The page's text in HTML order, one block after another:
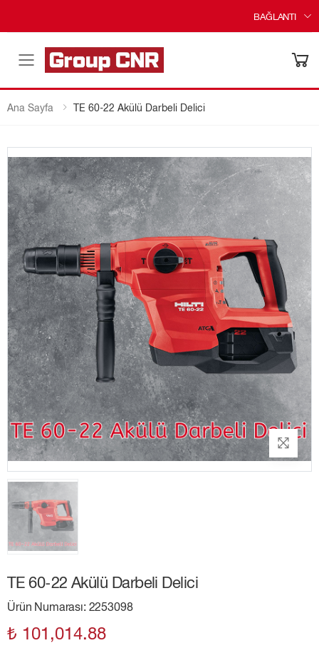
BAĞLANTI
Menü
Ana Sayfa TE 60-22 Akülü Darbeli Delici
TE 60-22 Akülü Darbeli Delici
Ürün Numarası: 2253098
₺ 101,014.88